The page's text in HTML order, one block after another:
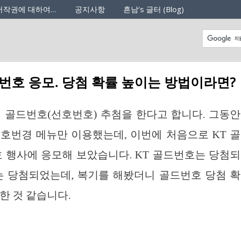
작권에 대하여… 공지사항 흔남’s 글터 (Blog)
호 응모. 당첨 확률 높이는 방법이라면?
골드번호(선호번호) 추첨을 한다고 합니다. 그동안
번경 메뉴만 이용했는데, 이번에 처음으로 KT 골
행사에 응모해 보았습니다. KT 골드번호는 당첨되
당첨되었는데, 복기를 해봤더니 골드번호 당첨 확
것 같습니다.